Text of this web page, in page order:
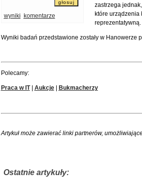
wyniki komentarze
zastrzega
które urządzenia
reprezentatywną.
Wyniki badań przedstawione zostały w Hanowerze
Polecamy:
Praca w IT| Aukcje| Bukmacherzy
Artykuł może zawierać linki partnerów,
Ostatnie artykuły: